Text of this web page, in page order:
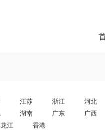
江苏 浙江 河北
湖南 广东 广西
江 香港